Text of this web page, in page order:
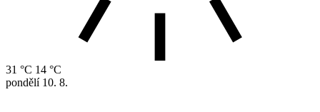
31 °C 14 °C
pondělí 10. 8.